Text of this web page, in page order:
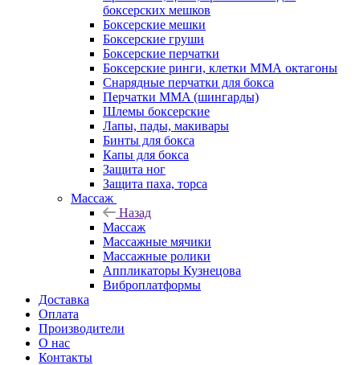
боксерских мешков
Боксерские мешки
Боксерские груши
Боксерские перчатки
Боксерские ринги, клетки ММА октагоны
Снарядные перчатки для бокса
Перчатки MMA (шингарды)
Шлемы боксерские
Лапы, пады, макивары
Бинты для бокса
Капы для бокса
Защита ног
Защита паха, торса
Массаж
Назад
Массаж
Массажные мячики
Массажные ролики
Аппликаторы Кузнецова
Виброплатформы
Доставка
Оплата
Производители
О нас
Контакты